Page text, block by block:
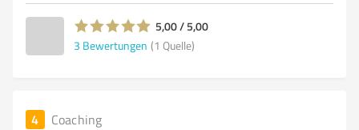
5,00 / 5,00
3 Bewertungen (1 Quelle)
4 Coaching